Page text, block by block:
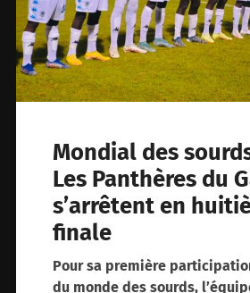
Mondial des
Les Panthères du
s’arrêtent en
finale
Pour sa première
du monde des sourds,